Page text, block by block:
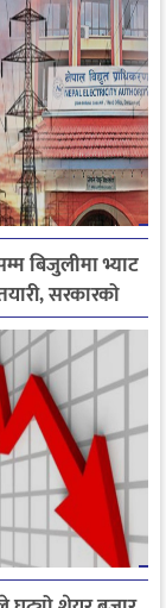
बिजुलीमा भ्याट
सरकारको
तीव्र